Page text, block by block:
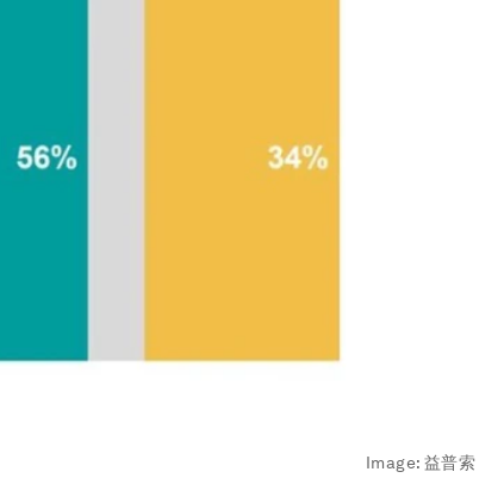
Image: 益普索